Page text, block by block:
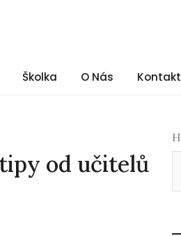
Školka O Nás
od učitelů